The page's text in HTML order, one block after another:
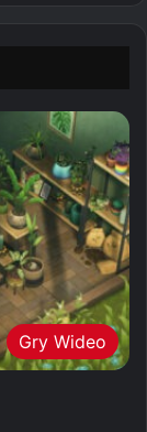
Gry Wideo